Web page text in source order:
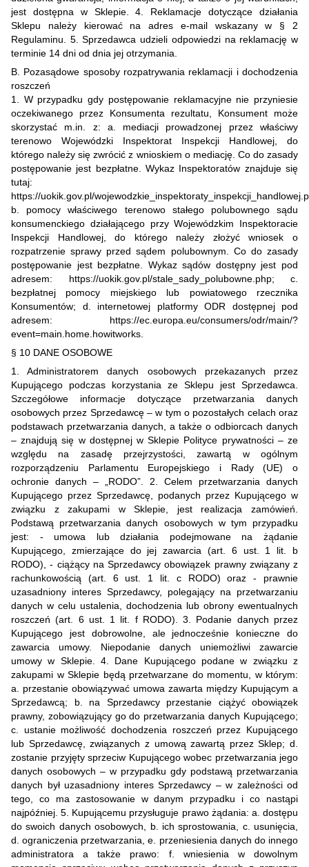
jest dostępna w Sklepie. 4. Reklamacje dotyczące działania
Sklepu należy kierować na adres e-mail wskazany w § 2
Regulaminu. 5. Sprzedawca udzieli odpowiedzi na reklamację w
terminie 14 dni od dnia jej otrzymania.
B. Pozasądowe sposoby rozpatrywania reklamacji i dochodzenia
roszczeń
1. W przypadku gdy postępowanie reklamacyjne nie przyniesie
oczekiwanego przez Konsumenta rezultatu, Konsument może
skorzystać m.in. z: a. mediacji prowadzonej przez właściwy
terenowo Wojewódzki Inspektorat Inspekcji Handlowej, do
którego należy się zwrócić z wnioskiem o mediację. Co do zasady
postępowanie jest bezpłatne. Wykaz Inspektoratów znajduje się
tutaj:
https://uokik.gov.pl/
b. pomocy właściwego terenowo stałego polubownego sądu
konsumenckiego działającego przy Wojewódzkim Inspektoracie
Inspekcji Handlowej, do którego należy złożyć wniosek o
rozpatrzenie sprawy przed sądem polubownym. Co do zasady
postępowanie jest bezpłatne. Wykaz sądów dostępny jest pod
adresem: https://uokik.gov.pl/stale_sady_polubowne.php; c.
bezpłatnej pomocy miejskiego lub powiatowego rzecznika
Konsumentów; d. internetowej platformy ODR dostępnej pod
adresem: https://ec.europa.eu/consumers/odr/main/?
event=main.home.howitworks.
§ 10 DANE OSOBOWE
1. Administratorem danych osobowych przekazanych przez
Kupującego podczas korzystania ze Sklepu jest Sprzedawca.
Szczegółowe informacje dotyczące przetwarzania danych
osobowych przez Sprzedawcę – w tym o pozostałych celach oraz
podstawach przetwarzania danych, a także o odbiorcach danych
– znajdują się w dostępnej w Sklepie Polityce prywatności – ze
względu na zasadę przejrzystości, zawartą w ogólnym
rozporządzeniu Parlamentu Europejskiego i Rady (UE) o
ochronie danych – „RODO”. 2. Celem przetwarzania danych
Kupującego przez Sprzedawcę, podanych przez Kupującego w
związku z zakupami w Sklepie, jest realizacja zamówień.
Podstawą przetwarzania danych osobowych w tym przypadku
jest: - umowa lub działania podejmowane na żądanie
Kupującego, zmierzające do jej zawarcia (art. 6 ust. 1 lit. b
RODO), - ciążący na Sprzedawcy obowiązek prawny związany z
rachunkowością (art. 6 ust. 1 lit. c RODO) oraz - prawnie
uzasadniony interes Sprzedawcy, polegający na przetwarzaniu
danych w celu ustalenia, dochodzenia lub obrony ewentualnych
roszczeń (art. 6 ust. 1 lit. f RODO). 3. Podanie danych przez
Kupującego jest dobrowolne, ale jednocześnie konieczne do
zawarcia umowy. Niepodanie danych uniemożliwi zawarcie
umowy w Sklepie. 4. Dane Kupującego podane w związku z
zakupami w Sklepie będą przetwarzane do momentu, w którym:
a. przestanie obowiązywać umowa zawarta między Kupującym a
Sprzedawcą; b. na Sprzedawcy przestanie ciążyć obowiązek
prawny, zobowiązujący go do przetwarzania danych Kupującego;
c. ustanie możliwość dochodzenia roszczeń przez Kupującego
lub Sprzedawcę, związanych z umową zawartą przez Sklep; d.
zostanie przyjęty sprzeciw Kupującego wobec przetwarzania jego
danych osobowych – w przypadku gdy podstawą przetwarzania
danych był uzasadniony interes Sprzedawcy – w zależności od
tego, co ma zastosowanie w danym przypadku i co nastąpi
najpóźniej. 5. Kupującemu przysługuje prawo żądania: a. dostępu
do swoich danych osobowych, b. ich sprostowania, c. usunięcia,
d. ograniczenia przetwarzania, e. przeniesienia danych do innego
administratora a także prawo: f. wniesienia w dowolnym